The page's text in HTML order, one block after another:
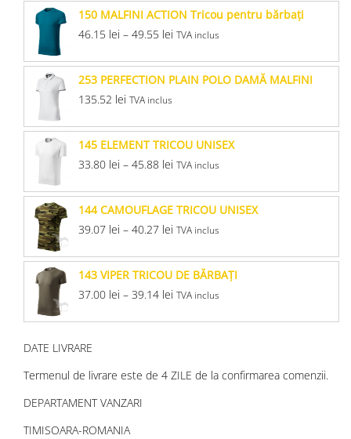
150 MALFINI ACTION Tricou pentru bărbaţi
46.15 lei – 49.55 lei TVA inclus
253 PERFECTION PLAIN POLO DAMĂ MALFINI
135.52 lei TVA inclus
145 ELEMENT TRICOU UNISEX
33.80 lei – 45.88 lei TVA inclus
144 CAMOUFLAGE TRICOU UNISEX
39.07 lei – 40.27 lei TVA inclus
143 VIPER TRICOU DE BĂRBAŢI
37.00 lei – 39.14 lei TVA inclus
DATE LIVRARE
Termenul de livrare este de 4 ZILE de la confirmarea comenzii.
DEPARTAMENT VANZARI
TIMISOARA-ROMANIA